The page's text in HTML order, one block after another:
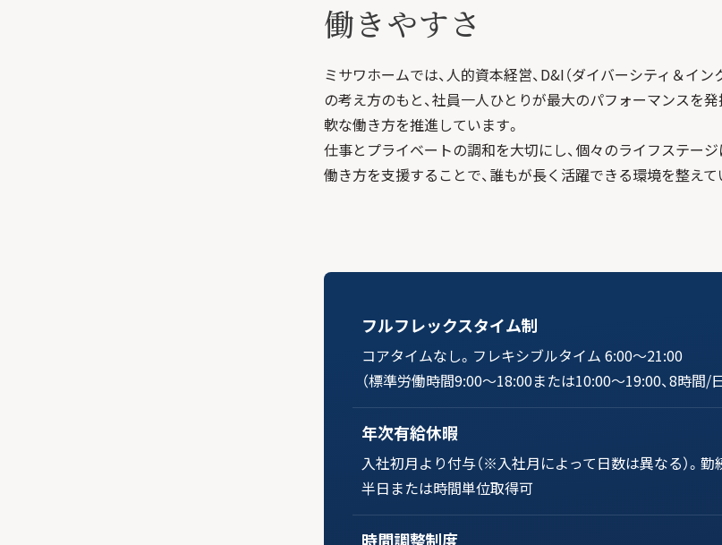
働きやすさ
ミサワホームでは、人的資本経営、D&I（ダイバーシティ＆イン
の考え方のもと、社員一人ひとりが最大のパフォーマンスを発
軟な働き方を推進しています。
仕事とプライベートの調和を大切にし、個々のライフステー
働き方を支援することで、誰もが長く活躍できる環境を整えて
フルフレックスタイム制
コアタイムなし。フレキシブルタイム 6:00～21:00
（標準労働時間9:00～18:00または10:00～19:00、8時間/日
年次有給休暇
入社初月より付与（※入社月によって日数は異なる）。 勤
半日または時間単位取得可
時間調整制度